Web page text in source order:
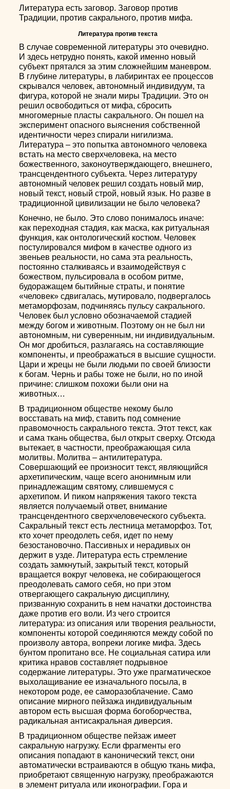
Литература есть заговор. Заговор против
Традиции, против сакрального, против мифа.
Литература против текста
В случае современной литературы это очевидно.
И здесь нетрудно понять, какой именно новый
субъект прятался за этим сложнейшим маневром.
В глубине литературы, в лабиринтах ее процессов
скрывался человек, автономный индивидуум, та
фигура, которой не знали миры Традиции. Это он
решил освободиться от мифа, сбросить
многомерные пласты сакрального. Он пошел на
эксперимент опасного выяснения собственной
идентичности через спирали нигилизма.
Литература – это попытка автономного человека
встать на место сверхчеловека, на место
божественного, законоутверждающего, внешнего,
трансцендентного субъекта. Через литературу
автономный человек решил создать новый мир,
новый текст, новый строй, новый язык. Но разве в
традиционной цивилизации не было человека?
Конечно, не было. Это слово понималось иначе:
как переходная стадия, как маска, как ритуальная
функция, как онтологический костюм. Человек
постулировался мифом в качестве одного из
звеньев реальности, но сама эта реальность,
постоянно сталкиваясь и взаимодействуя с
божеством, пульсировала в особом ритме,
будоражащем бытийные страты, и понятие
«человек» сдвигалась, мутировало, подвергалось
метаморфозам, подчиняясь пульсу сакрального.
Человек был условно обозначаемой стадией
между богом и животным. Поэтому он не был ни
автономным, ни суверенным, ни индивидуальным.
Он мог дробиться, разлагаясь на составляющие
компоненты, и преображаться в высшие сущности.
Цари и жрецы не были людьми по своей близости
к богам. Чернь и рабы тоже не были, но по иной
причине: слишком похожи были они на
животных…
В традиционном обществе некому было
восставать на миф, ставить под сомнение
правомочность сакрального текста. Этот текст, как
и сама ткань общества, был открыт сверху. Отсюда
вытекает, в частности, преображающая сила
молитвы. Молитва – антилитература.
Совершающий ее произносит текст, являющийся
архетипическим, чаще всего анонимным или
принадлежащим святому, слившемуся с
архетипом. И пиком напряжения такого текста
является получаемый ответ, внимание
трансцендентного сверхчеловеческого субъекта.
Сакральный текст есть лестница метаморфоз. Тот,
кто хочет преодолеть себя, идет по нему
безостановочно. Пассивных и нерадивых он
держит в узде. Литература есть стремление
создать замкнутый, закрытый текст, который
вращается вокруг человека, не собирающегося
преодолевать самого себя, но при этом
отвергающего сакральную дисциплину,
призванную сохранить в нем начатки достоинства
даже против его воли. Из чего строится
литература: из описания или творения реальности,
компоненты которой соединяются между собой по
произволу автора, вопреки логике мифа. Здесь
бунтом пропитано все. Не социальная сатира или
критика нравов составляет подрывное
содержание литературы. Это уже прагматическое
выхолащивание ее изначального посыла, в
некотором роде, ее саморазоблачение. Само
описание мирного пейзажа индивидуальным
автором есть высшая форма богоборчества,
радикальная антисакральная диверсия.
В традиционном обществе пейзаж имеет
сакральную нагрузку. Если фрагменты его
описания попадают в канонический текст, они
автоматически встраиваются в общую ткань мифа,
приобретают священную нагрузку, преображаются
в элемент ритуала или иконографии. Гора и